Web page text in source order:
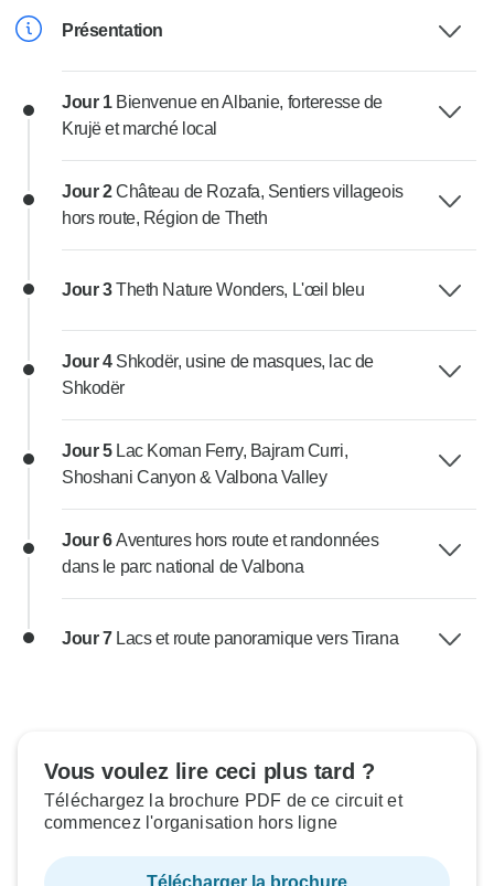
Présentation
Jour 1 Bienvenue en Albanie, forteresse de
Krujë et marché local
Jour 2Château de Rozafa, Sentiers villageois
hors route, Région de Theth
Jour 3Theth Nature Wonders, L'œil bleu
Jour 4 Shkodër, usine de masques, lac de
Shkodër
Jour 5 Lac Koman Ferry, Bajram Curri,
Shoshani Canyon & Valbona Valley
Jour 6Aventures hors route et randonnées
dans le parc national de Valbona
Jour 7 Lacs et route panoramique vers Tirana
Vous voulez lire ceci plus tard ?
Téléchargez la brochure PDF de ce circuit et
commencez l'organisation hors ligne